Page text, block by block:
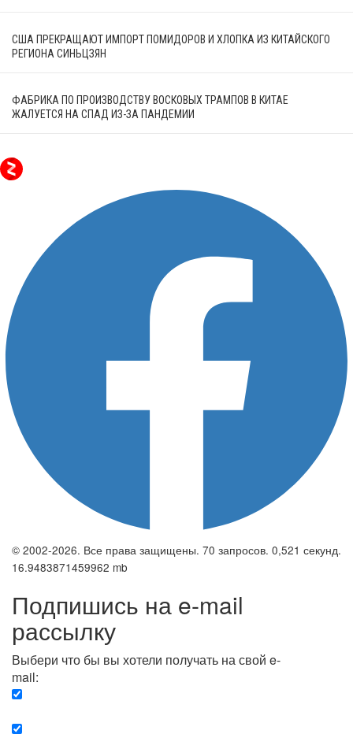
США ПРЕКРАЩАЮТ ИМПОРТ ПОМИДОРОВ И ХЛОПКА ИЗ КИТАЙСКОГО
РЕГИОНА СИНЬЦЗЯН
ФАБРИКА ПО ПРОИЗВОДСТВУ ВОСКОВЫХ ТРАМПОВ В КИТАЕ
ЖАЛУЕТСЯ НА СПАД ИЗ-ЗА ПАНДЕМИИ
© 2002-2026. Все права защищены. 70 запросов. 0,521 секунд.
16.9483871459962 mb
Подпишись на e-mail
рассылку
Выбери что бы вы хотели получать на свой e-
mail: